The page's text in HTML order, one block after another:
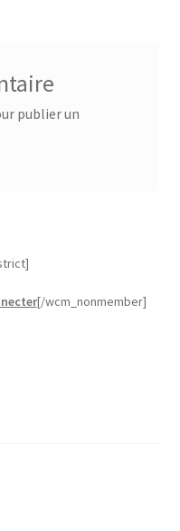
publier un
[/wcm_nonmember]